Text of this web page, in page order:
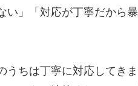
い」「対応が丁寧だから
うちは丁寧に対応してき